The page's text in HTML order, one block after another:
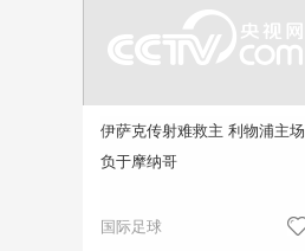
伊萨克传射难救主 利物浦主场
负于摩纳哥
国际足球